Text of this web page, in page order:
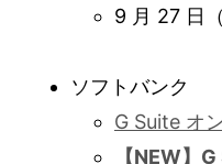
9 月 27 日
ソフトバンク
G Suite オ
【NEW】